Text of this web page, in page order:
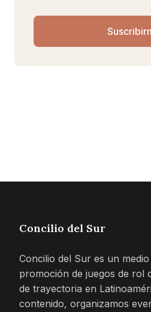
Concilio del Sur
Concilio del Sur es un
promoción de juegos de rol
de trayectoria en
contenido, organizamos